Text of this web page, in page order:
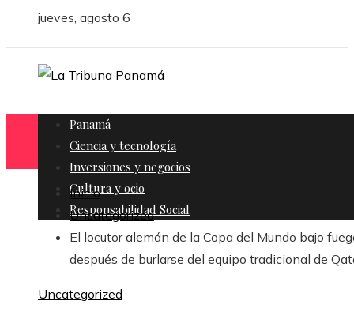
jueves, agosto 6
Panamá
Ciencia y tecnología
Inversiones y negocios
Cultura y ocio
Responsabilidad Social
Inicio
Uncategorized
El locutor alemán de la Copa del Mundo bajo
después de burlarse del equipo tradicional de
Uncategorized